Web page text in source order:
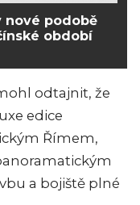
nové podobě
období
odtajnit, že
edice
Římem,
a bojiště plné